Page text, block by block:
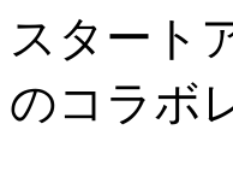
スタート
のコラボ